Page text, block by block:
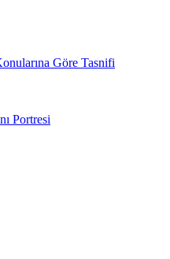
Göre Tasnifi
Portresi